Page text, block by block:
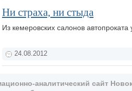
Ни страха, ни стыда
Из кемеровских салонов
24.08.2012
аналитический сайт